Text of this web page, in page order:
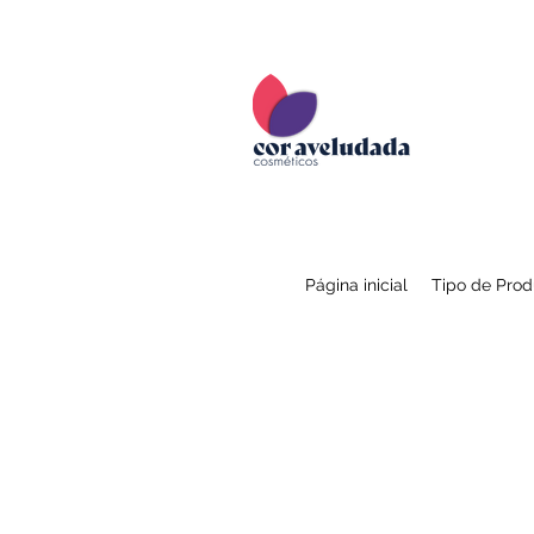
Página inicial Tipo de